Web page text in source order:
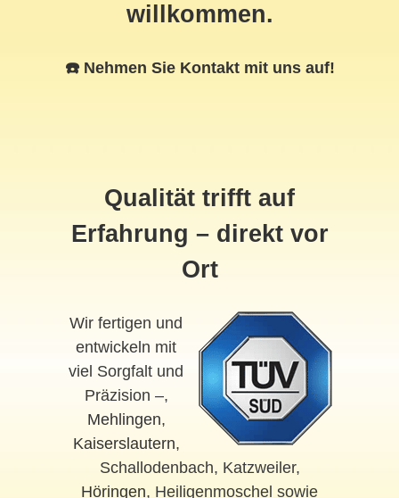
willkommen.
☎️ Nehmen Sie Kontakt mit uns auf!
Qualität trifft auf
Erfahrung – direkt vor
Ort
Wir fertigen und
entwickeln mit
viel Sorgfalt und
Präzision –,
Mehlingen,
Kaiserslautern,
Schallodenbach, Katzweiler,
Höringen, Heiligenmoschel sowie